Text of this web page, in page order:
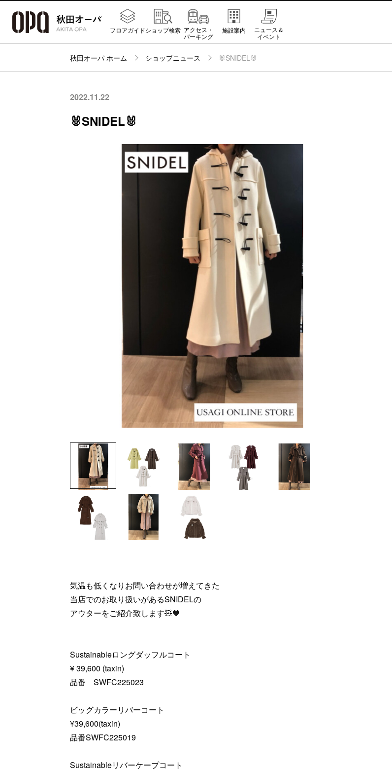
フロアガイドショップ検索 アクセス・
パーキング
施設案内
ニュース＆
イベント
秋田オーパ ホーム ショップニュース 🐰SNIDEL🐰
2022.11.22
🐰SNIDEL🐰
気温も低くなりお問い合わせが増えてきた
当店でのお取り扱いがあるSNIDELの
アウターをご紹介致します🧸🧡
Sustainableロングダッフルコート
¥ 39,600 (taxin)
品番 SWFC225023
ビッグカラーリバーコート
¥39,600(taxin)
品番SWFC225019
Sustainableリバーケープコート